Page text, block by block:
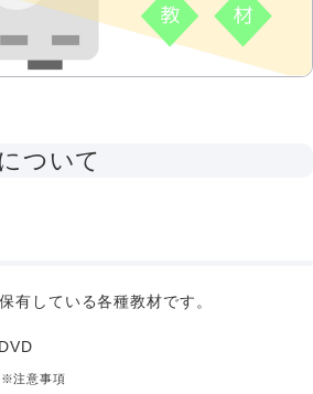
ついて
有している各種教材です。
※注意事項